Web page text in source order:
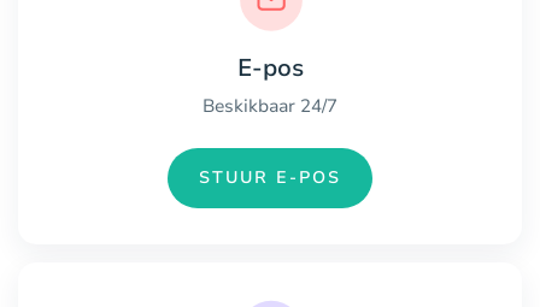
E-pos
Beskikbaar 24/7
STUUR E-POS